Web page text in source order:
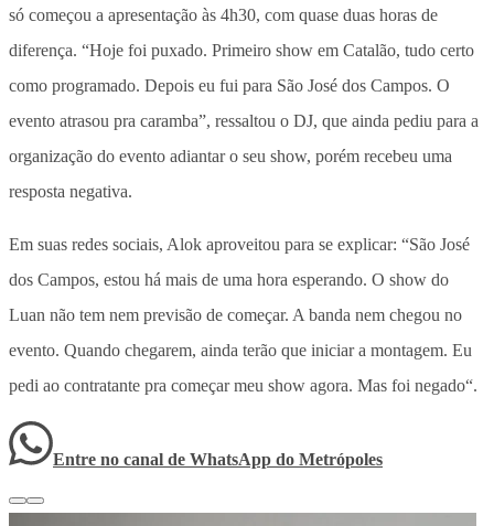
só começou a apresentação às 4h30, com quase duas horas de
diferença. “Hoje foi puxado. Primeiro show em Catalão, tudo certo
como programado. Depois eu fui para São José dos Campos. O
evento atrasou pra caramba”, ressaltou o DJ, que ainda pediu para a
organização do evento adiantar o seu show, porém recebeu uma
resposta negativa.
Em suas redes sociais, Alok aproveitou para se explicar: “São José
dos Campos, estou há mais de uma hora esperando. O show do
Luan não tem nem previsão de começar. A banda nem chegou no
evento. Quando chegarem, ainda terão que iniciar a montagem. Eu
pedi ao contratante pra começar meu show agora. Mas foi negado“.
Entre no canal de WhatsApp do Metrópoles